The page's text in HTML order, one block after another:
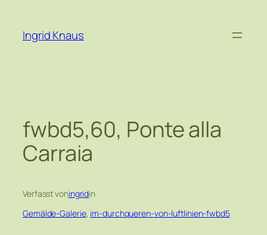
springen
Ingrid Knaus
fwbd5,60, Ponte alla
Carraia
Verfasst voningridin
Gemälde-Galerie, im-durchqueren-von-luftlinien-fwbd5